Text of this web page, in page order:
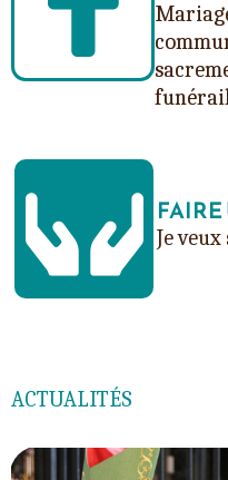
Je
ACTUALITÉS